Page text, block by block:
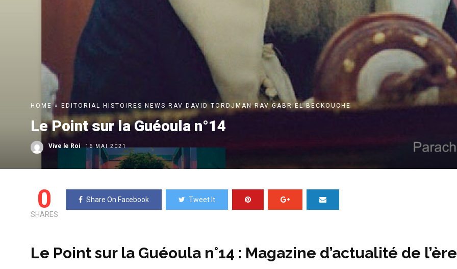
HOME» EDITORIAL HISTOIRES NEWS RAV DAVID TORDJMAN RAV GABRIEL BECKOUCHE
Le Point sur la Guéoula n°14
Vive le Roi 16 MAI 2021
0
SHARES
Share On Facebook Tweet It
Le Point sur la Guéoula n°14 : Magazine d’actualité de